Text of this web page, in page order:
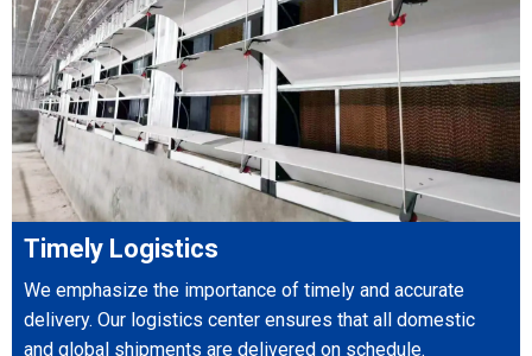
Timely Logistics
We emphasize the importance of timely and accurate
delivery. Our logistics center ensures that all domestic
and global shipments are delivered on schedule.